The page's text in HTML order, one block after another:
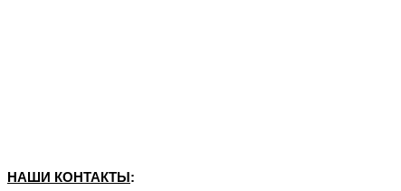
НАШИ КОНТАКТЫ: